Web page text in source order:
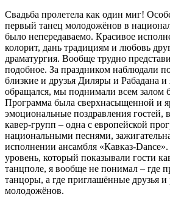
Свадьба пролетела как один миг!
первый танец молодожёнов в
было непередаваемо. Красивое
колорит, дань традициям и любовь
драматургия. Вообще трудно
подобное. За праздником наблюдали
близкие и друзья Диляры и Рабадана
обращался, мы поднимали всем залом
Программа была сверхнасыщенной и
эмоциональные поздравления гостей,
кавер-групп – одна с европейской
национальными песнями,
исполнении ансамбля «Кавказ-
уровень, который показывали гости
танцполе, я вообще не понимал – где
танцоры, а где приглашённые друзья и
молодожёнов.